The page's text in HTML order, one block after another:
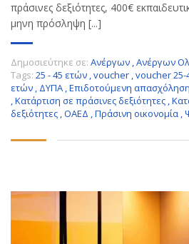
πράσινες δεξιότητες, 400€
μηνη πρόσληψη [...]
Δημοσιεύτηκε σε: Ανέργων ,Ανέργων
Tags: 25 - 45 ετών ,voucher ,voucher 25-
ετών , ΔΥΠΑ ,Επιδοτούμενη απασχόληση
,Κατάρτιση σε πράσινες δεξιότητες ,
δεξιότητες ,ΟΑΕΔ ,Πράσινη οικονομία ,